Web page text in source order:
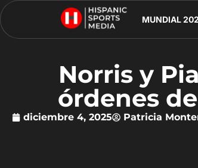
MUNDIAL
Norris y
órdenes
diciembre 4, 2025 Patricia